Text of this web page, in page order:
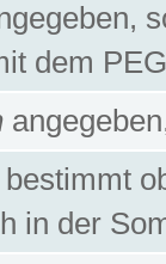
dem
in der